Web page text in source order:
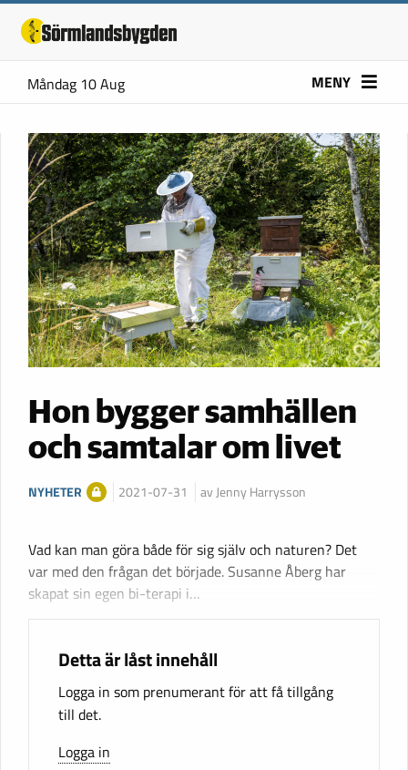
Måndag 10 Aug MENY
Hon bygger samhällen
och samtalar om livet
NYHETER 2021-07-31 av Jenny Harrysson
Vad kan man göra både för sig själv och naturen? Det
var med den frågan det började. Susanne Åberg har
skapat sin egen bi-terapi i…
Detta är låst innehåll
Logga in som prenumerant för att få tillgång
till det.
Logga in